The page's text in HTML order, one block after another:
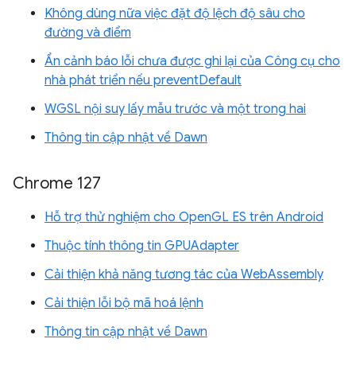
Không dùng nữa việc đặt độ lệch độ sâu cho
đường và điểm
Ẩn cảnh báo lỗi chưa được ghi lại của Công cụ cho
nhà phát triển nếu preventDefault
WGSL nội suy lấy mẫu trước và một trong hai
Thông tin cập nhật về Dawn
Chrome 127
Hỗ trợ thử nghiệm cho OpenGL ES trên Android
Thuộc tính thông tin GPUAdapter
Cải thiện khả năng tương tác của WebAssembly
Cải thiện lỗi bộ mã hoá lệnh
Thông tin cập nhật về Dawn